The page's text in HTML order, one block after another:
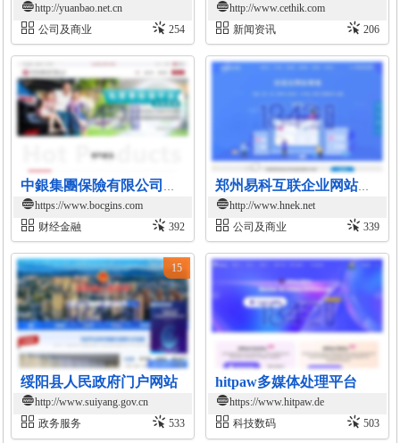
http://yuanbao.net.cn
公司及商业
254
http://www.cethik.com
新闻资讯
206
https://www.bocgins.com
财经金融
392
郑州易科互联企业网站建设与推广平台
http://www.hnek.net
公司及商业
339
绥阳县人民政府门户网站
http://www.suiyang.gov.cn
政务服务
533
15
hitpaw多媒体处理平台
https://www.hitpaw.de
科技数码
503